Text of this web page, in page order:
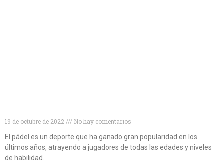
19 de octubre de 2022
No hay comentarios
El pádel es un deporte que ha ganado gran popularidad en los
últimos años, atrayendo a jugadores de todas las edades y niveles
de habilidad.